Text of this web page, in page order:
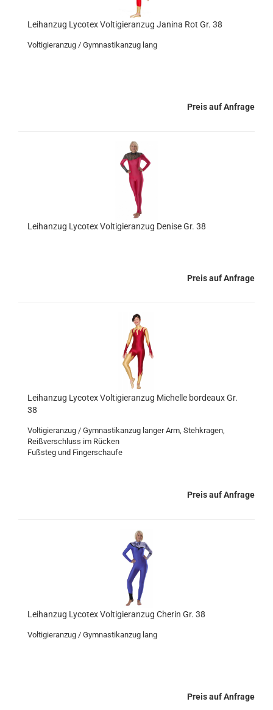
Leihanzug Lycotex Voltigieranzug Janina Rot Gr. 38
Voltigieranzug / Gymnastikanzug lang
Preis auf Anfrage
Leihanzug Lycotex Voltigieranzug Denise Gr. 38
Preis auf Anfrage
Leihanzug Lycotex Voltigieranzug Michelle bordeaux Gr.
38
Voltigieranzug / Gymnastikanzug langer Arm, Stehkragen,
Reißverschluss im Rücken
Fußsteg und Fingerschaufe
Preis auf Anfrage
Leihanzug Lycotex Voltigieranzug Cherin Gr. 38
Voltigieranzug / Gymnastikanzug lang
Preis auf Anfrage